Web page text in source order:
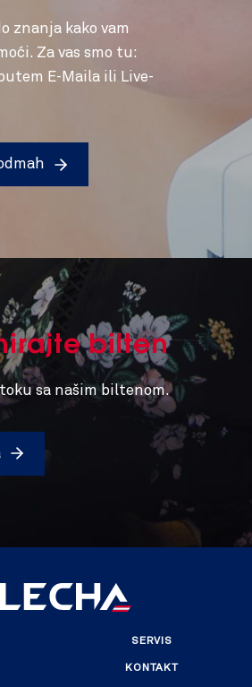
znanja kako vam
Za vas smo tu:
E-Maila ili Live-
bilten
sa našim biltenom.
SERVIS
KONTAKT